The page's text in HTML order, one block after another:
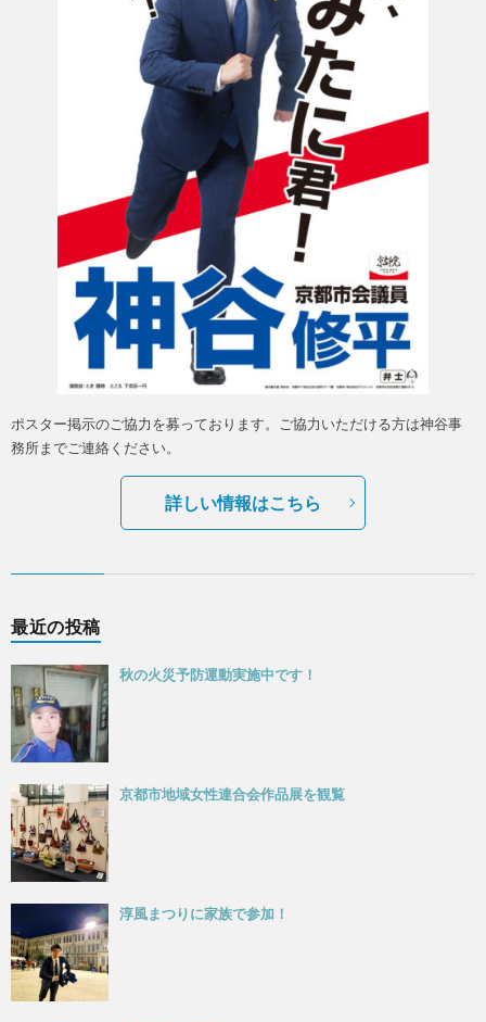
ポスター掲示のご協力を募っております。ご協力いただける方は神谷事
務所までご連絡ください。
詳しい情報はこちら
最近の投稿
秋の火災予防運動実施中です！
京都市地域女性連合会作品展を観覧
淳風まつりに家族で参加！